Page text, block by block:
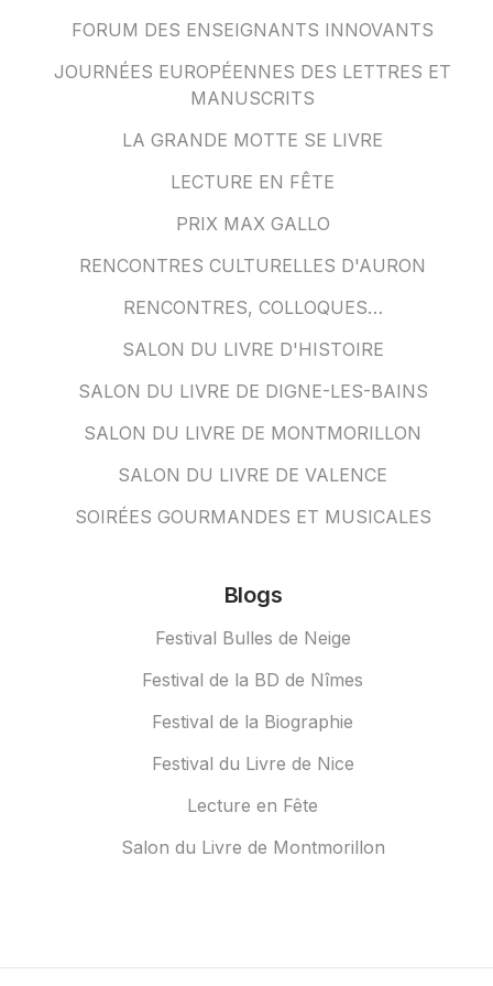
FORUM DES ENSEIGNANTS INNOVANTS
JOURNÉES EUROPÉENNES DES LETTRES ET
MANUSCRITS
LA GRANDE MOTTE SE LIVRE
LECTURE EN FÊTE
PRIX MAX GALLO
RENCONTRES CULTURELLES D'AURON
RENCONTRES, COLLOQUES…
SALON DU LIVRE D'HISTOIRE
SALON DU LIVRE DE DIGNE-LES-BAINS
SALON DU LIVRE DE MONTMORILLON
SALON DU LIVRE DE VALENCE
SOIRÉES GOURMANDES ET MUSICALES
Blogs
Festival Bulles de Neige
Festival de la BD de Nîmes
Festival de la Biographie
Festival du Livre de Nice
Lecture en Fête
Salon du Livre de Montmorillon